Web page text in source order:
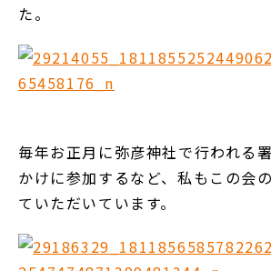
た。
毎年お正月に弥彦神社で行われる
かけに参加するなど、私もこの会
ていただいています。